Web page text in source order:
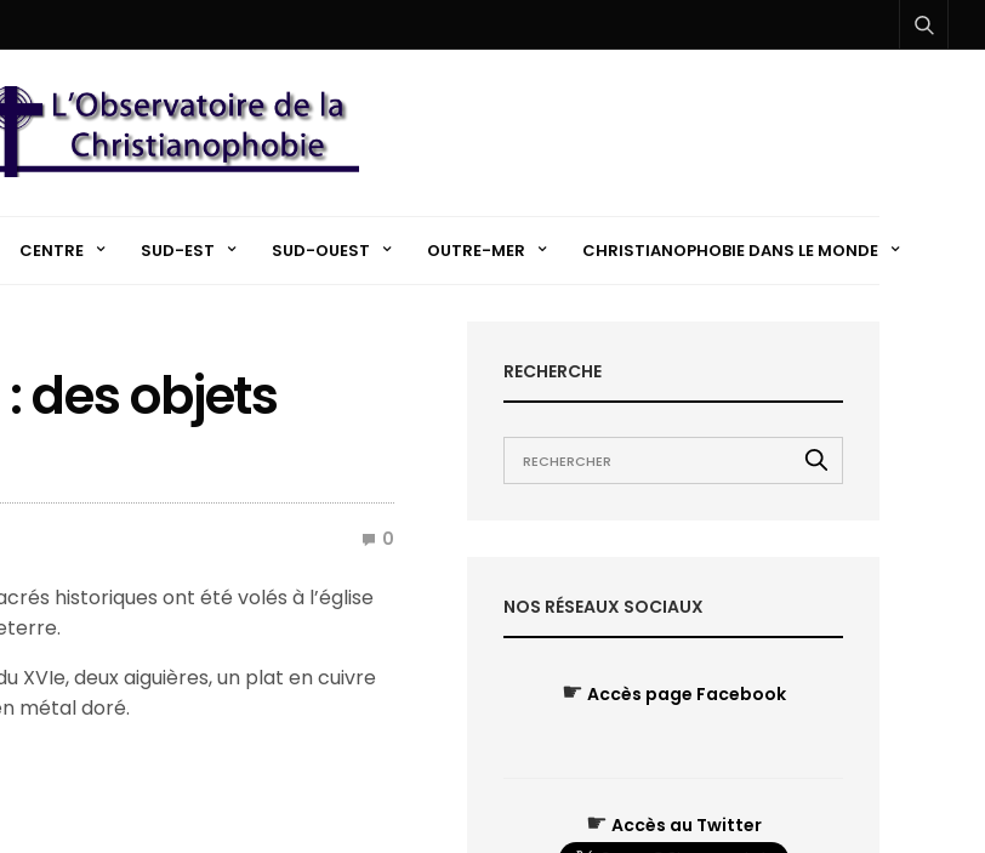
CENTRE SUD-EST SUD-OUEST OUTRE-MER CHRISTIANOPHOBIE DANS LE MONDE
des objets
0
historiques ont été volés à l’église
XVIe, deux aiguières, un plat en cuivre
métal doré.
RECHERCHE
NOS RÉSEAUX SOCIAUX
☛ Accès page Facebook
☛ Accès au Twitter